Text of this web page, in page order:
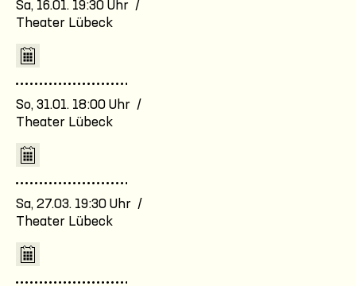
Sa, 16.01. 19:30 Uhr /
Theater Lübeck
So, 31.01. 18:00 Uhr /
Theater Lübeck
Sa, 27.03. 19:30 Uhr /
Theater Lübeck